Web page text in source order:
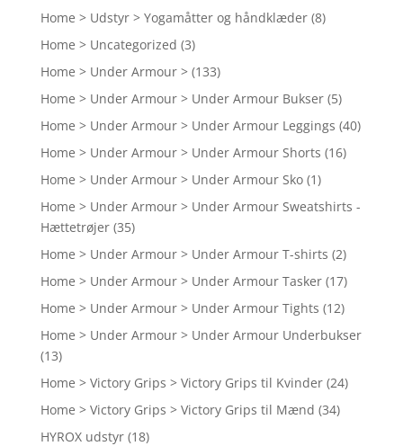
Home > Udstyr > Yogamåtter og håndklæder (8)
Home > Uncategorized (3)
Home > Under Armour > (133)
Home > Under Armour > Under Armour Bukser (5)
Home > Under Armour > Under Armour Leggings (40)
Home > Under Armour > Under Armour Shorts (16)
Home > Under Armour > Under Armour Sko (1)
Home > Under Armour > Under Armour Sweatshirts -
Hættetrøjer (35)
Home > Under Armour > Under Armour T-shirts (2)
Home > Under Armour > Under Armour Tasker (17)
Home > Under Armour > Under Armour Tights (12)
Home > Under Armour > Under Armour Underbukser
(13)
Home > Victory Grips > Victory Grips til Kvinder (24)
Home > Victory Grips > Victory Grips til Mænd (34)
HYROX udstyr (18)